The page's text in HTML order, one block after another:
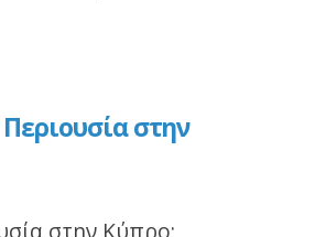
στην